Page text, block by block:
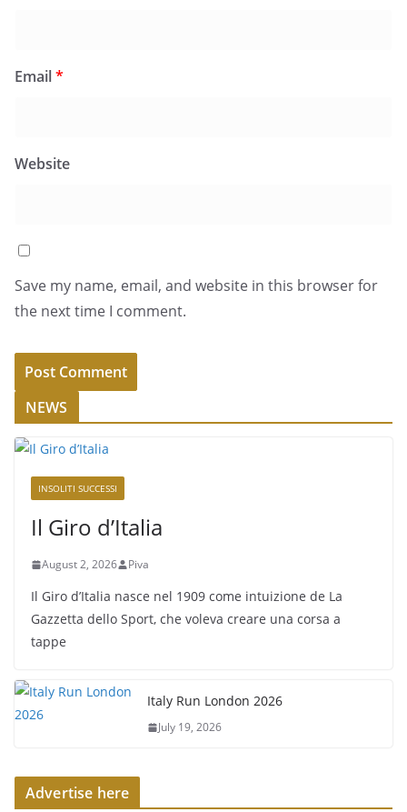
Email*
Website
Save my name, email, and website in this browser for
the next time I comment.
NEWS
INSOLITI SUCCESSI
Il Giro d’Italia
August 2, 2026 Piva
Il Giro d’Italia nasce nel 1909 come intuizione de La
Gazzetta dello Sport, che voleva creare una corsa a
tappe
Italy Run London 2026
July 19, 2026
Advertise here